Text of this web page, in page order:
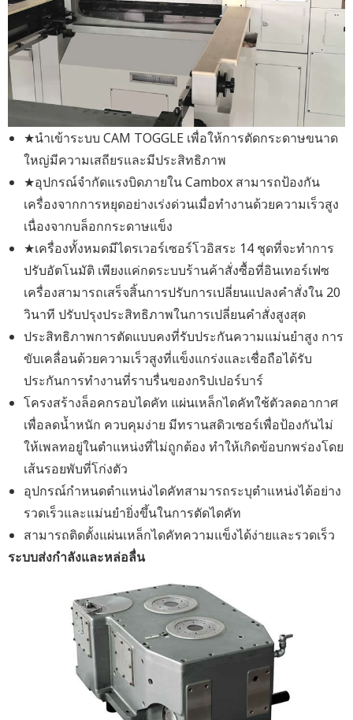
★นำเข้าระบบ CAM TOGGLE เพื่อให้การตัดกระดาษขนาด
ใหญ่มีความเสถียรและมีประสิทธิภาพ
★อุปกรณ์จำกัดแรงบิดภายใน Cambox สามารถป้องกัน
เครื่องจากการหยุดอย่างเร่งด่วนเมื่อทำงานด้วยความเร็วสูง
เนื่องจากบล็อกกระดาษแข็ง
★เครื่องทั้งหมดมีไดรเวอร์เซอร์โวอิสระ 14 ชุดที่จะทำการ
ปรับอัตโนมัติ เพียงแค่กดระบบร้านค้าสั่งซื้อที่อินเทอร์เฟซ
เครื่องสามารถเสร็จสิ้นการปรับการเปลี่ยนแปลงคำสั่งใน 20
วินาที ปรับปรุงประสิทธิภาพในการเปลี่ยนคำสั่งสูงสุด
ประสิทธิภาพการตัดแบบคงที่รับประกันความแม่นยำสูง การ
ขับเคลื่อนด้วยความเร็วสูงที่แข็งแกร่งและเชื่อถือได้รับ
ประกันการทำงานที่ราบรื่นของกริปเปอร์บาร์
โครงสร้างล็อคกรอบไดคัท แผ่นเหล็กไดคัทใช้ตัวลดอากาศ
เพื่อลดน้ำหนัก ควบคุมง่าย มีทรานสดิวเซอร์เพื่อป้องกันไม่
ให้เพลทอยู่ในตำแหน่งที่ไม่ถูกต้อง ทำให้เกิดข้อบกพร่องโดย
เส้นรอยพับที่โก่งตัว
อุปกรณ์กำหนดตำแหน่งไดคัทสามารถระบุตำแหน่งได้อย่าง
รวดเร็วและแม่นยำยิ่งขึ้นในการตัดไดคัท
สามารถติดตั้งแผ่นเหล็กไดคัทความแข็งได้ง่ายและรวดเร็ว
ระบบส่งกำลังและหล่อลื่น